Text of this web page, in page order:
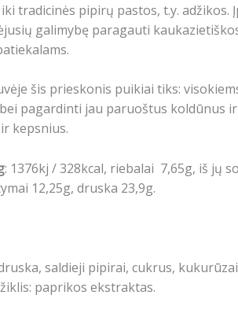
tradicinės pipirų pastos, t.y. adžikos.
galimybę paragauti
šis prieskonis puikiai tiks:
pagardinti jau paruoštus koldūnus
kepsnius.
: 1376kj / 328kcal, riebalai 7,65g, iš jų
12,25g, druska 23,9g.
saldieji pipirai, cukrus,
paprikos ekstraktas.